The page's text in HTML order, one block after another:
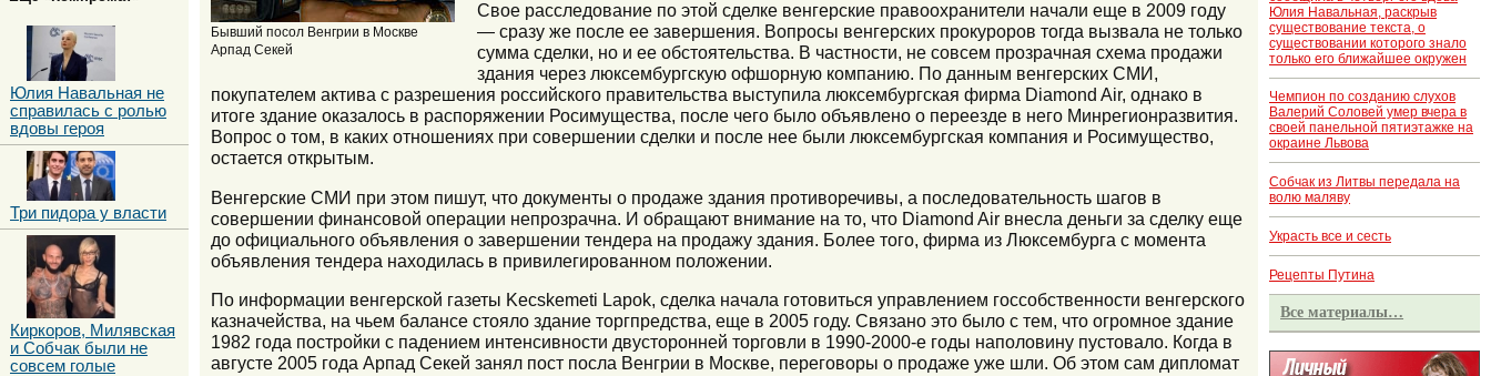
Бывший посол Венгрии в Москве
Арпад Секей
Свое расследование по этой сделке венгерские правоохранители начали еще в 2009 году
— сразу же после ее завершения. Вопросы венгерских прокуроров тогда вызвала не только
сумма сделки, но и ее обстоятельства. В частности, не совсем прозрачная схема продажи
здания через люксембургскую офшорную компанию. По данным венгерских СМИ,
покупателем актива с разрешения российского правительства выступила люксембургская фирма Diamond Air, однако в
итоге здание оказалось в распоряжении Росимущества, после чего было объявлено о переезде в него Минрегионразвития.
Вопрос о том, в каких отношениях при совершении сделки и после нее были люксембургская компания и Росимущество,
остается открытым.
Венгерские СМИ при этом пишут, что документы о продаже здания противоречивы, а последовательность шагов в
совершении финансовой операции непрозрачна. И обращают внимание на то, что Diamond Air внесла деньги за сделку еще
до официального объявления о завершении тендера на продажу здания. Более того, фирма из Люксембурга с момента
объявления тендера находилась в привилегированном положении.
По информации венгерской газеты Kecskemeti Lapok, сделка начала готовиться управлением госсобственности венгерского
казначейства, на чьем балансе стояло здание торгпредства, еще в 2005 году. Связано это было с тем, что огромное здание
1982 года постройки с падением интенсивности двусторонней торговли в 1990-2000-е годы наполовину пустовало. Когда в
августе 2005 года Арпад Секей занял пост посла Венгрии в Москве, переговоры о продаже уже шли. Об этом сам дипломат
Юлия Навальная, раскрыв
существование текста, о
существовании которого знало
только его ближайшее окружен
Чемпион по созданию слухов
Валерий Соловей умер вчера в
своей панельной пятиэтажке на
окраине Львова
Собчак из Литвы передала на
волю маляву
Украсть все и сесть
Рецепты Путина
Все материалы…
Юлия Навальная не
справилась с ролью
вдовы героя
Три пидора у власти
Киркоров, Милявская
и Собчак были не
совсем голые